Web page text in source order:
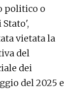
politico o
vietata la
del
dei
del 2025 e